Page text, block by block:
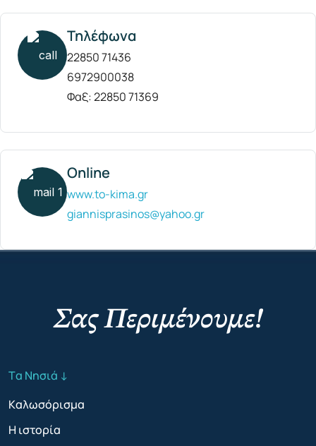
Τηλέφωνα
22850 71436
6972900038
Φαξ: 22850 71369
Online
www.to-kima.gr
giannisprasinos@yahoo.gr
Σας Περιμένουμε!
Tα Νησιά ↓
Kαλωσόρισμα
Η ιστορία